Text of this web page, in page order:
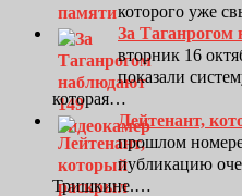
которого уже
За Таганрогом
вторник 16
показали
которая…
Лейтенант,
прошлом
публикацию
Тришкине.…